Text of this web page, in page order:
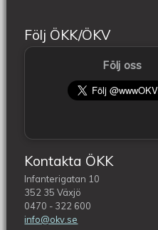
Följ ÖKK/ÖKV
Följ oss
Kontakta ÖKK
Infanterigatan 10
352 35 Växjö
0470 - 322 600
info@okv.se